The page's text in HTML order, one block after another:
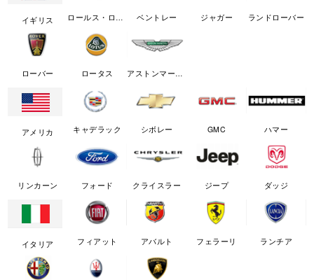
イギリス ロールス・ロイス ベントレー ジャガー ランドローバー
ローバー ロータス アストンマーチン
アメリカ キャデラック シボレー GMC ハマー
リンカーン フォード クライスラー ジープ ダッジ
イタリア フィアット アバルト フェラーリ ランチア